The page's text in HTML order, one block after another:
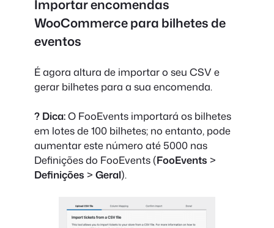
Importar encomendas
WooCommerce para bilhetes de
eventos
É agora altura de importar o seu CSV e
gerar bilhetes para a sua encomenda.
? Dica:O FooEvents importará os bilhetes
em lotes de 100 bilhetes; no entanto, pode
aumentar este número até 5000 nas
Definições do FooEvents (FooEvents >
Definições > Geral).